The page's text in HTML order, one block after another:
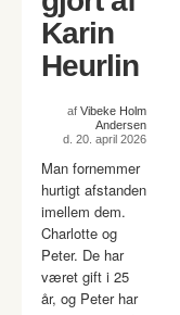
Karin
Heurlin
af Vibeke Holm
Andersen
d. 20. april 2026
Man fornemmer
hurtigt afstanden
imellem dem.
Charlotte og
Peter. De har
været gift i 25
år, og Peter har